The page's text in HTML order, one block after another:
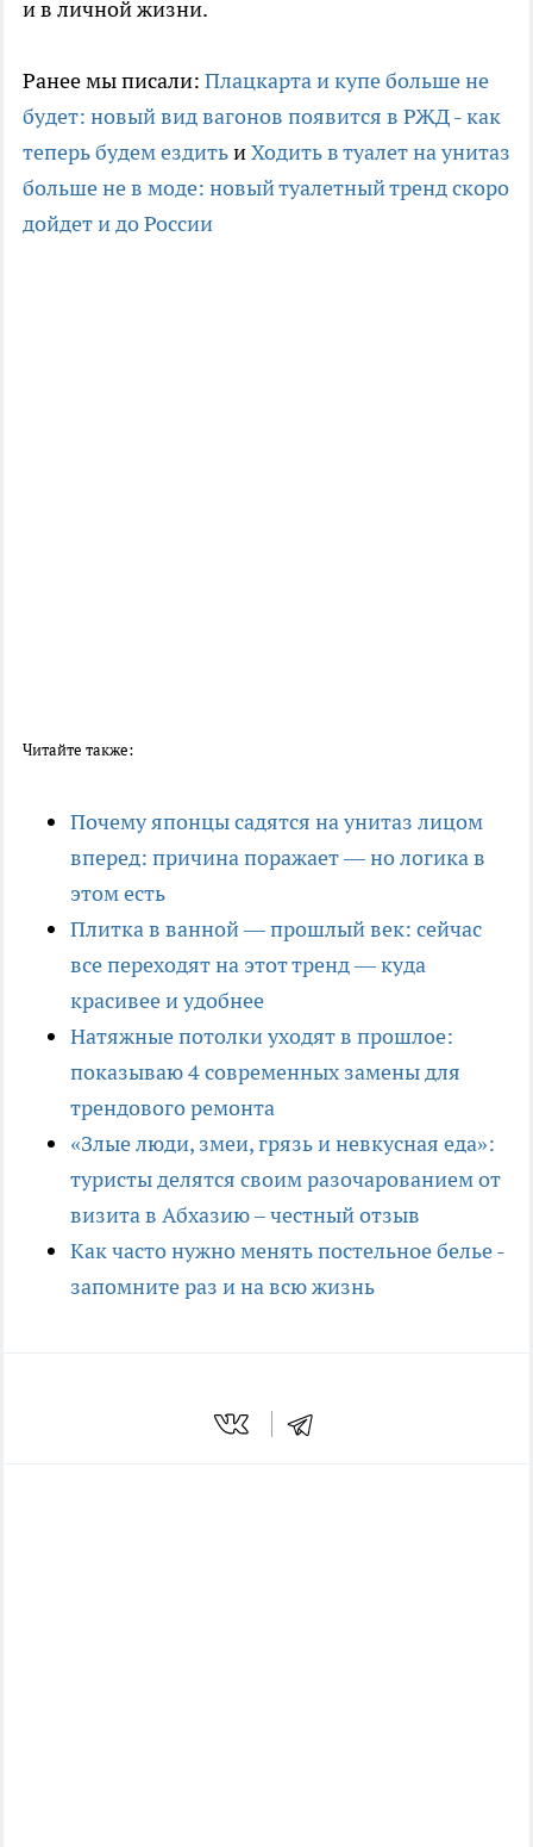
и в личной жизни.
Ранее мы писали: Плацкарта и купе больше не
будет: новый вид вагонов появится в РЖД - как
теперь будем ездитьиХодить в туалет на унитаз
больше не в моде: новый туалетный тренд скоро
дойдет и до России
Читайте также:
Почему японцы садятся на унитаз лицом
вперед: причина поражает — но логика в
этом есть
Плитка в ванной — прошлый век: сейчас
все переходят на этот тренд — куда
красивее и удобнее
Натяжные потолки уходят в прошлое:
показываю 4 современных замены для
трендового ремонта
«Злые люди, змеи, грязь и невкусная еда»:
туристы делятся своим разочарованием от
визита в Абхазию – честный отзыв
Как часто нужно менять постельное белье -
запомните раз и на всю жизнь